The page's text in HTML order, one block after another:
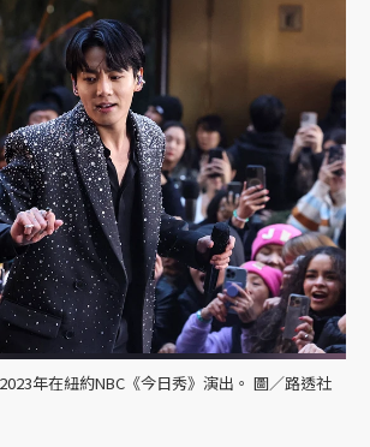
年在紐約NBC《今日秀》演出。 圖／路透社